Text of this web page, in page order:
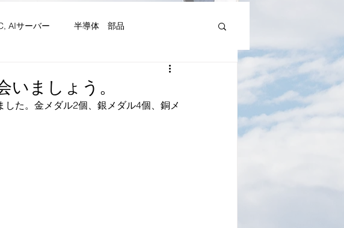
AIサーバー 半導体 部品
いましょう。
た。金メダル2個、銀メダル4個、銅メ